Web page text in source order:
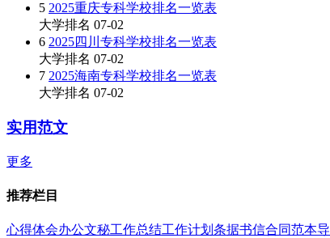
5 2025重庆专科学校排名一览表
大学排名 07-02
6 2025四川专科学校排名一览表
大学排名 07-02
7 2025海南专科学校排名一览表
大学排名 07-02
实用范文
更多
推荐栏目
心得体会办公文秘工作总结工作计划 条据书信合同范本